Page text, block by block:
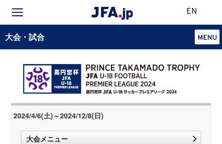
EN
大会・試合
2024/4/6(土)～2024/12/8(日)
大会メニュー